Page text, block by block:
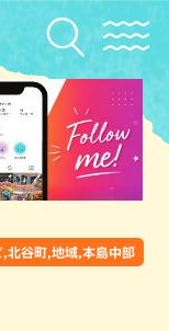
北谷町,地域,本島中部